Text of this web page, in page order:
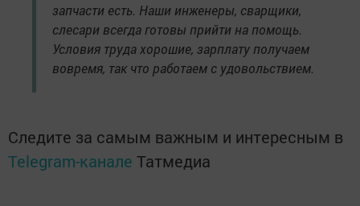
запчасти есть. Наши инженеры, сварщики,
слесари всегда готовы прийти на помощь.
Условия труда хорошие, зарплату получаем
вовремя, так что работаем с удовольствием.
Следите за самым важным и интересным в
Telegram-канале Татмедиа